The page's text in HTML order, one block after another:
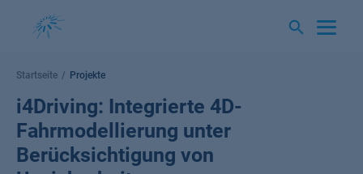
Startseite Projekte
i4Driving: Integrierte 4D-
Fahrmodellierung unter
Berücksichtigung von